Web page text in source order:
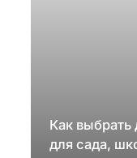
Как
для сада,